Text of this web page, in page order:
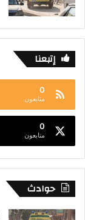
إتبعنا
0
متابعون
0
متابعون
حوادث